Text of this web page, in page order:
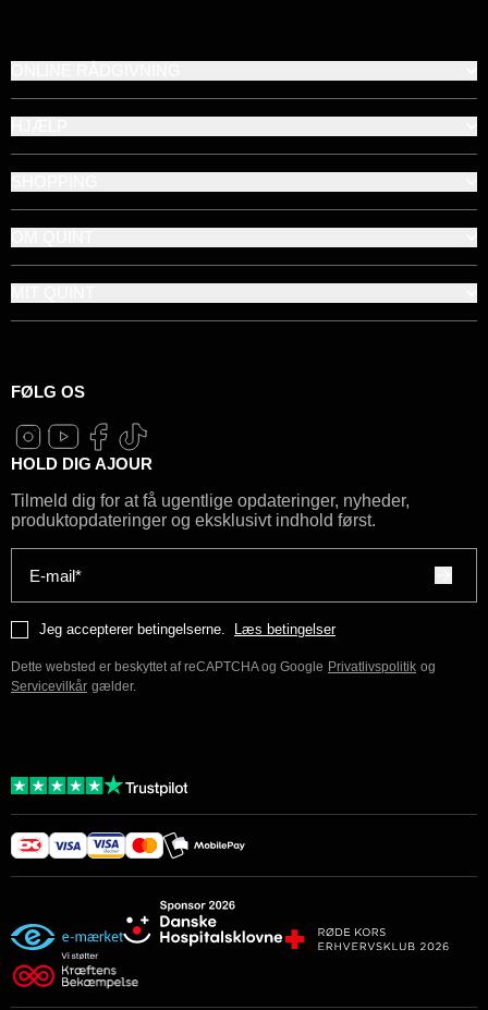
FØLG OS
HOLD DIG AJOUR
Tilmeld dig for at få ugentlige opdateringer, nyheder,
produktopdateringer og eksklusivt indhold først.
E-mail*
Jeg accepterer betingelserne. Læs betingelser
Dette websted er beskyttet af reCAPTCHA og Google Privatlivspolitik og
Servicevilkår gælder.